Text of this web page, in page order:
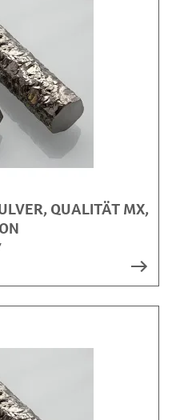
QUALITÄT MX,